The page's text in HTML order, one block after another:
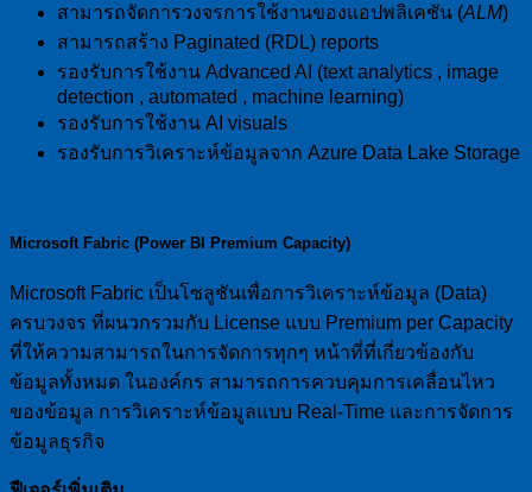
สามารถจัดการวงจรการใช้งานของแอปพลิเคชัน (ALM)
สามารถสร้าง Paginated (RDL) reports
รองรับการใช้งาน Advanced AI (text analytics , image
detection , automated , machine learning)
รองรับการใช้งาน AI visuals
รองรับการวิเคราะห์ข้อมูลจาก Azure Data Lake Storage
Microsoft Fabric (Power BI Premium Capacity)
Microsoft Fabric เป็นโซลูชันเพื่อการวิเคราะห์ข้อมูล (Data)
ครบวงจร ที่ผนวกรวมกับ License แบบ Premium per Capacity
ที่ให้ความสามารถในการจัดการทุกๆ หน้าที่ที่เกี่ยวข้องกับ
ข้อมูลทั้งหมด ในองค์กร สามารถการควบคุมการเคลื่อนไหว
ของข้อมูล การวิเคราะห์ข้อมูลแบบ Real-Time และการจัดการ
ข้อมูลธุรกิจ